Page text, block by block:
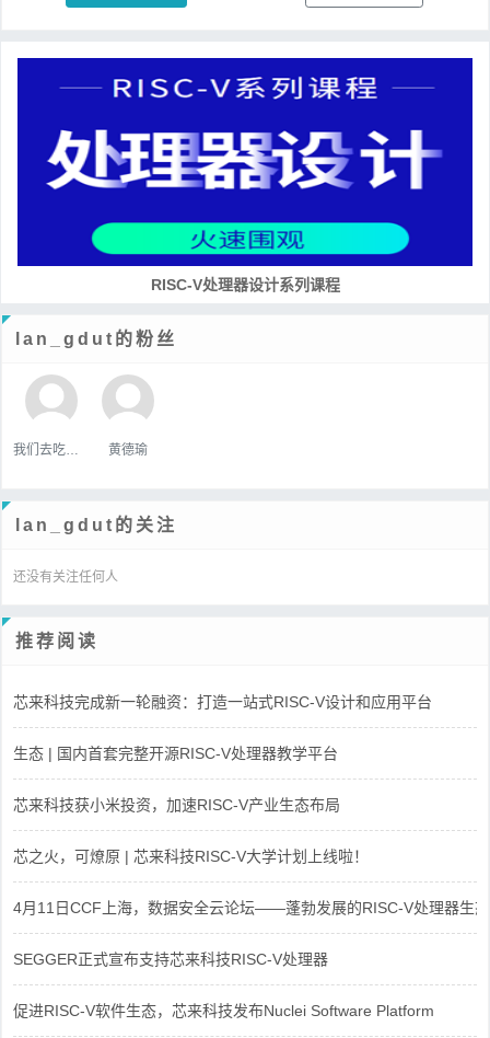
RISC-V处理器设计系列课程
lan_gdut的粉丝
我们去吃好吃的吧 黄德瑜
lan_gdut的关注
还没有关注任何人
推荐阅读
芯来科技完成新一轮融资：打造一站式RISC-V设计和应用平台
生态 | 国内首套完整开源RISC-V处理器教学平台
芯来科技获小米投资，加速RISC-V产业生态布局
芯之火，可燎原 | 芯来科技RISC-V大学计划上线啦！
4月11日CCF上海，数据安全云论坛——蓬勃发展的RISC-V处理器生态
SEGGER正式宣布支持芯来科技RISC-V处理器
促进RISC-V软件生态，芯来科技发布Nuclei Software Platform